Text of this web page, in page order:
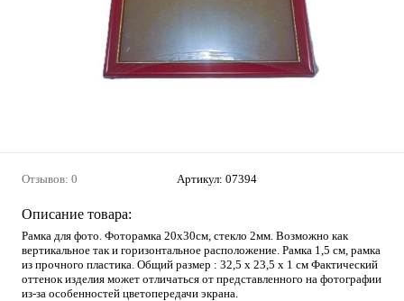
Отзывов: 0 Артикул: 07394
Описание товара:
Рамка для фото. Фоторамка 20х30см, стекло 2мм. Возможно как
вертикальное так и горизонтальное расположение. Рамка 1,5 см, рамка
из прочного пластика. Общий размер : 32,5 х 23,5 х 1 см Фактический
оттенок изделия может отличаться от представленного на фотографии
из-за особенностей цветопередачи экрана.